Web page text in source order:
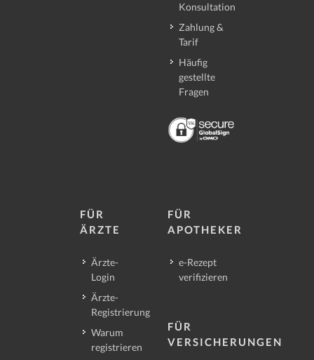
Konsultation
Zahlung &
Tarif
Häufig
gestellte
Fragen
FÜR
ÄRZTE
Ärzte-
Login
Ärzte-
Registrierung
Warum
registrieren
FÜR
APOTHEKER
e-Rezept
verifizieren
FÜR
VERSICHERUNGEN